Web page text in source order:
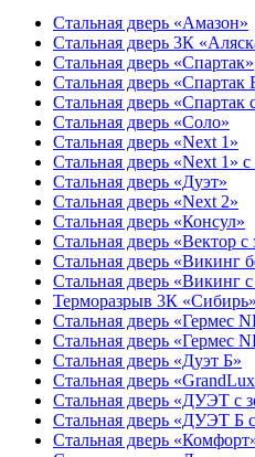
Стальная дверь «Амазон»
Стальная дверь 3К
Стальная дверь «Спартак»
Стальная дверь «Спартак
Стальная дверь «Спартак
Стальная дверь «Соло»
Стальная дверь «Next 1»
Стальная дверь «Next 1» с
Стальная дверь «Дуэт»
Стальная дверь «Next 2»
Стальная дверь «Консул»
Стальная дверь «Вектор с
Стальная дверь «Викинг
Стальная дверь «Викинг c
Терморазрыв 3К «Сибирь»
Стальная дверь «Гермес
Стальная дверь «Гермес
Стальная дверь «Дуэт Б»
Стальная дверь
Стальная дверь «ДУЭТ с
Стальная дверь «ДУЭТ Б
Стальная дверь